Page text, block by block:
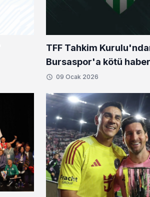
TFF Tahkim
Bursaspor'a kötü
09 Ocak 2026